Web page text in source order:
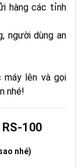
hàng các tỉnh
người dùng an
máy lên và gọi
nhé!
100
nhé)